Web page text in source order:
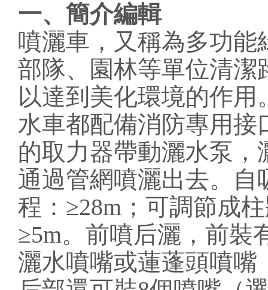
一、簡介編輯
噴灑車，又稱為多功
部隊、園林等單位清潔
以達到美化環境的作
水車都配備消防專用接
的取力器帶動灑水泵
通過管網噴灑出去。自
程：≥28m；可調節成
≥5m。前噴后灑，前裝
灑水噴嘴或蓮蓬頭噴嘴